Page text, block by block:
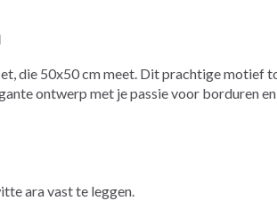
die 50x50 cm meet. Dit prachtige motief
ontwerp met je passie voor borduren
ara vast te leggen.